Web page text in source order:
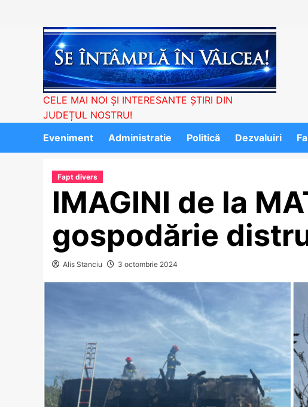
CELE MAI NOI ȘI INTERESANTE ȘTIRI DIN
JUDEȚUL NOSTRU!
Eveniment
Administratie Politică Dezvaluiri
Fapt divers
IMAGINI de la
gospodărie
Alis Stanciu 3 octombrie 2024